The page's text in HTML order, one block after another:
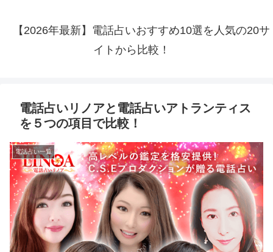
【2026年最新】電話占いおすすめ10選を人気の20サ
イトから比較！
電話占いリノアと電話占いアトランティス
を５つの項目で比較！
電話占い一覧